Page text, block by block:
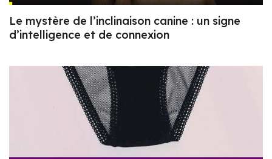
Le mystère de l’inclinaison canine : un signe
d’intelligence et de connexion